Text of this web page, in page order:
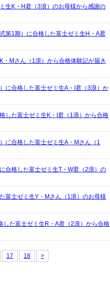
生K・H君（3浪）のお母様から感謝の
第1期）に合格した富士ゼミ生H・A君
・Mさん（1浪）から合格体験記が届き
に合格した富士ゼミ生A・I君（3浪）か
した富士ゼミ生K・I君（1浪）から合格
に合格した富士ゼミ生A・Mさん（1
合格した富士ゼミ生T・W君（2浪）の
富士ゼミ生Y・Mさん（1浪）のお母様
した富士ゼミ生R・A君（2浪）から合格
17 18 >